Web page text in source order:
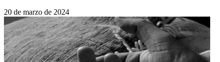
20 de marzo de 2024